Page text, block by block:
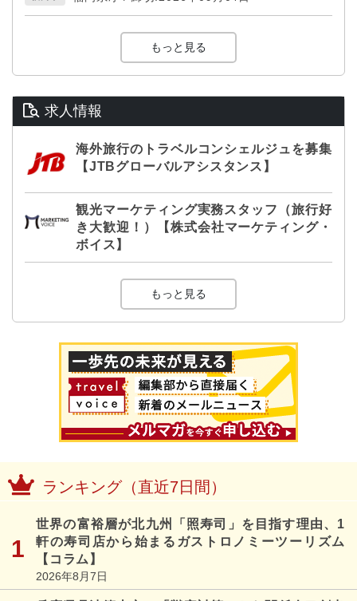
もっと見る
求人情報
海外旅行のトラベルコンシェルジュを募集
【JTBグローバルアシスタンス】
観光マーケティング実務スタッフ（旅行好
き大歓迎！）【株式会社マーケティング・
ボイス】
もっと見る
ランキング（直近7日間）
世界の富裕層が北九州「照寿司」を目指す理由、1
軒の寿司店から始まるガストロノミーツーリズム
【コラム】
2026年8月7日